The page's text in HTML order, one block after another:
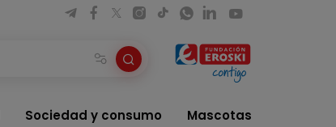
Sociedad y consumo Mascotas